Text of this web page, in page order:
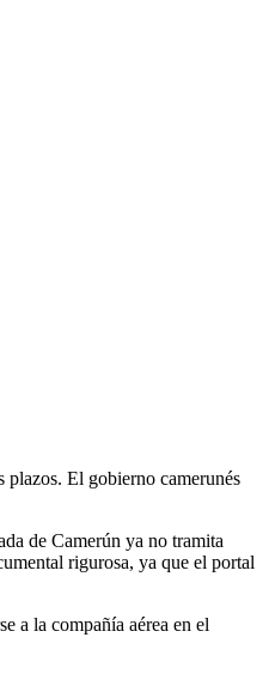
plazos. El gobierno camerunés
de Camerún ya no tramita
rigurosa, ya que el portal
a la compañía aérea en el